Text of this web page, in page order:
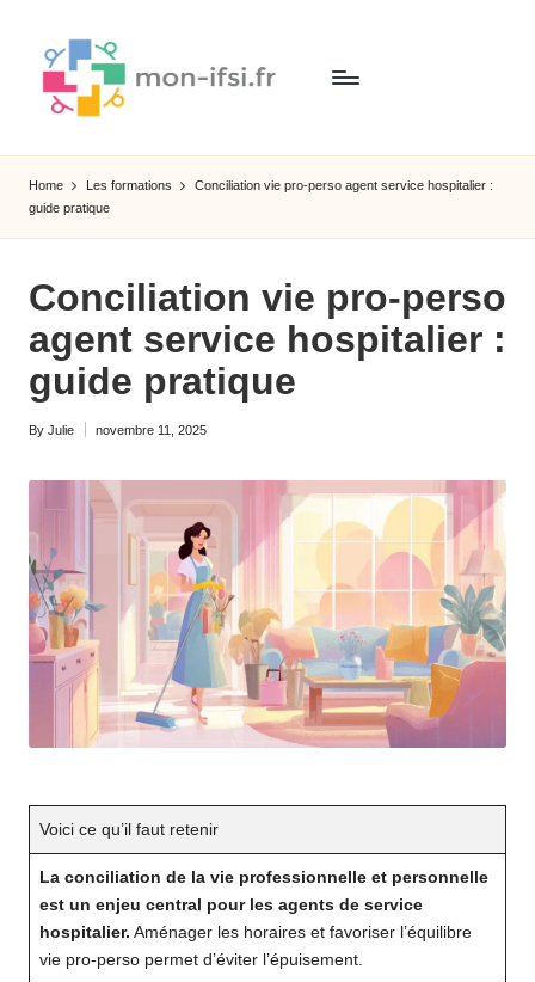
content
M
o
n
if
si
.f
r
médicaux
:
votre
guide
vers
!
Home Les formations
Conciliation vie pro-perso agent service hospitalier :
guide pratique
Conciliation vie pro-perso
agent service hospitalier :
guide pratique
Posted
By Julie novembre 11, 2025
Voici ce qu’il faut retenir
La conciliation de la vie professionnelle et personnelle
est un enjeu central pour les agents de service
hospitalier. Aménager les horaires et favoriser l’équilibre
vie pro-perso permet d’éviter l’épuisement.